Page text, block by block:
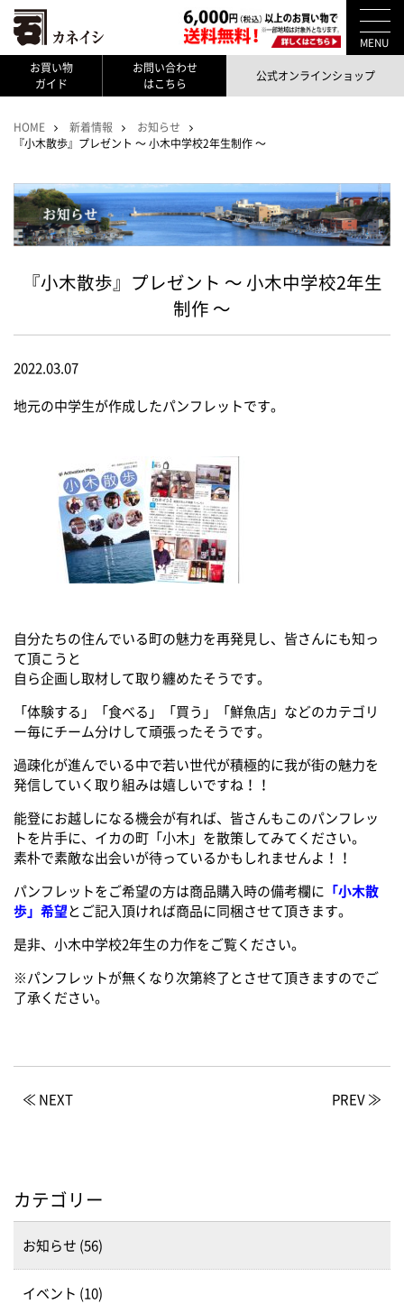
MENU
お買い物
ガイド
お問い合わせ
はこちら
公式オンラインショップ
HOME 新着情報
お知らせ
『小木散歩』プレゼント ～ 小木中学校2年生制作 ～
『小木散歩』プレゼント ～ 小木中学校2年生
制作 ～
2022.03.07
地元の中学生が作成したパンフレットです。
自分たちの住んでいる町の魅力を再発見し、皆さんにも知っ
て頂こうと
自ら企画し取材して取り纏めたそうです。
「体験する」「食べる」「買う」「鮮魚店」などのカテゴリ
ー毎にチーム分けして頑張ったそうです。
過疎化が進んでいる中で若い世代が積極的に我が街の魅力を
発信していく取り組みは嬉しいですね！！
能登にお越しになる機会が有れば、皆さんもこのパンフレッ
トを片手に、イカの町「小木」を散策してみてください。
素朴で素敵な出会いが待っているかもしれませんよ！！
パンフレットをご希望の方は商品購入時の備考欄に 「小木散
歩」希望とご記入頂ければ商品に同梱させて頂きます。
是非、小木中学校2年生の力作をご覧ください。
※パンフレットが無くなり次第終了とさせて頂きますのでご
了承ください。
≪ NEXT PREV ≫
カテゴリー
お知らせ (56)
イベント (10)